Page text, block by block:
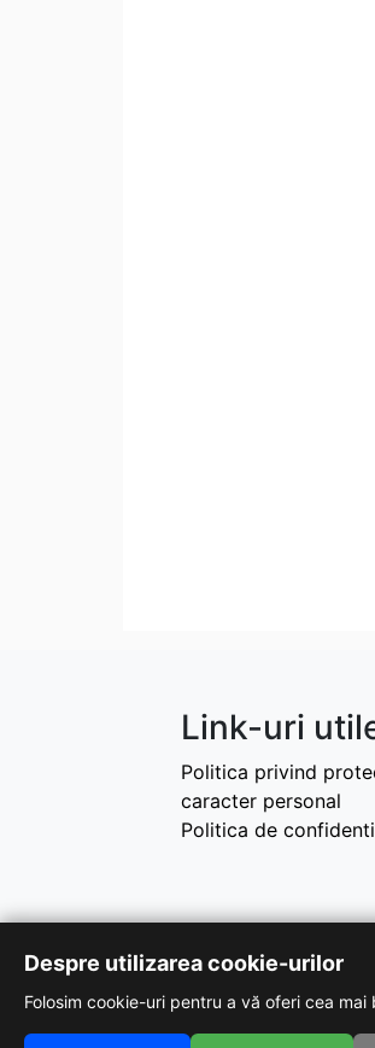
Link-uri
Politica privind
caracter personal
Politica de
Despre utilizarea cookie-urilor
Folosim cookie-uri pentru a vă oferi cea